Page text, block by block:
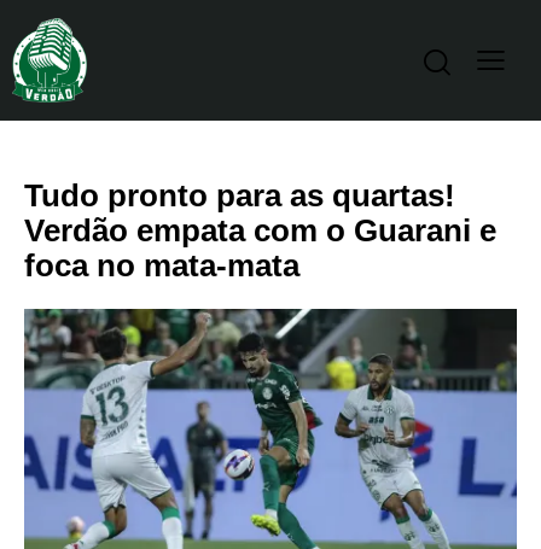
Tudo pronto para as quartas!
Verdão empata com o Guarani e
foca no mata-mata